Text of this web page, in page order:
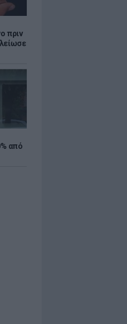
πριν
από